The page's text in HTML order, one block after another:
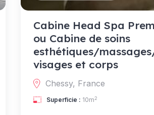
Cabine Head Spa
ou Cabine de soins
esthétiques/
visages et corps
Chessy, France
Superficie : 10m2